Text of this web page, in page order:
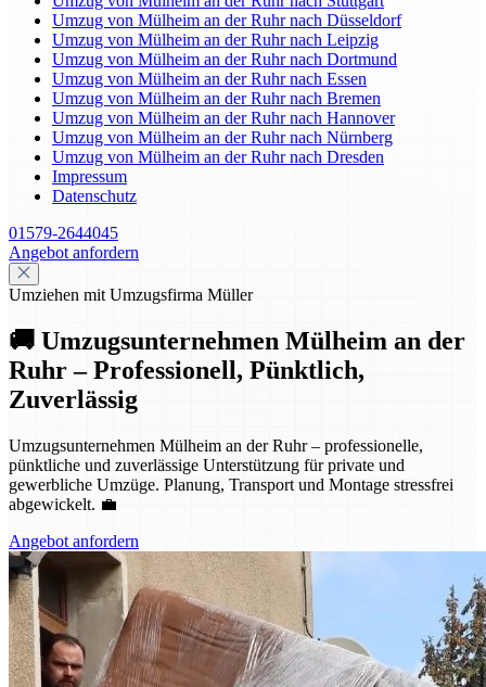
Umzug von Mülheim an der Ruhr nach Düsseldorf
Umzug von Mülheim an der Ruhr nach Leipzig
Umzug von Mülheim an der Ruhr nach Dortmund
Umzug von Mülheim an der Ruhr nach Essen
Umzug von Mülheim an der Ruhr nach Bremen
Umzug von Mülheim an der Ruhr nach Hannover
Umzug von Mülheim an der Ruhr nach Nürnberg
Umzug von Mülheim an der Ruhr nach Dresden
Impressum
Datenschutz
01579-2644045
Angebot anfordern
Umziehen mit Umzugsfirma Müller
🚚 Umzugsunternehmen Mülheim an der
Ruhr – Professionell, Pünktlich,
Zuverlässig
Umzugsunternehmen Mülheim an der Ruhr – professionelle,
pünktliche und zuverlässige Unterstützung für private und
gewerbliche Umzüge. Planung, Transport und Montage stressfrei
abgewickelt. 💼
Angebot anfordern